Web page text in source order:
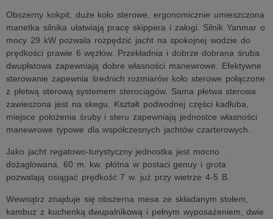
Obszerny kokpit, duże koło sterowe, ergonomicznie umieszczona
manetka silnika ułatwiają pracę skippera i załogi. Silnik Yanmar o
mocy 29 kW pozwala rozpędzić jacht na spokojnej wodzie do
prędkości prawie 6 węzłów. Przekładnia i dobrze dobrana śruba
dwupłatowa zapewniają dobre własności manewrowe. Efektywne
sterowanie zapewnia średnich rozmiarów koło sterowe połączone
z płetwą sterową systemem sterociągów. Sama płetwa sterowa
zawieszona jest na skegu. Kształt podwodnej części kadłuba,
miejsce położenia śruby i steru zapewniają jednostce własności
manewrowe typowe dla współczesnych jachtów czarterowych.
Jako jacht regatowo-turystyczny jednostka jest mocno
dożaglowana. 60 m. kw. płótna w postaci genuy i grota
pozwalają osiągać prędkość 7 w. już przy wietrze 4-5 B.
Wewnątrz znajduje się obszerna mesa ze składanym stołem,
kambuz z kuchenką dwupalnikową i pełnym wyposażeniem, dwie